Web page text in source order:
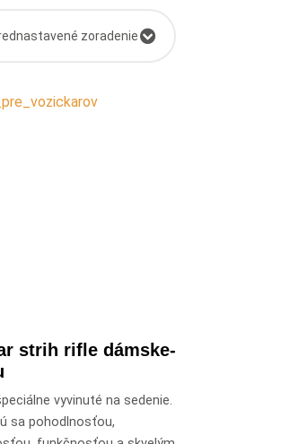
zoradenie
strih rifle dámske-
vyvinuté na sedenie.
sa pohodlnosťou,